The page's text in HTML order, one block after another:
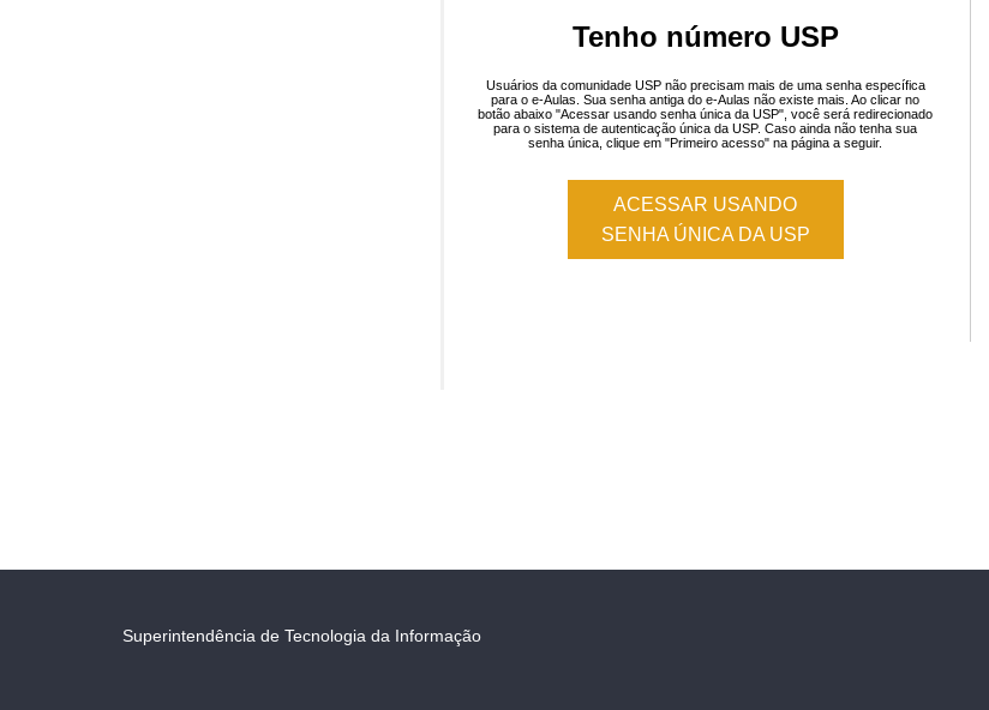
Tenho número USP
Usuários da comunidade USP não precisam mais de uma senha específica
para o e-Aulas. Sua senha antiga do e-Aulas não existe mais. Ao clicar no
botão abaixo "Acessar usando senha única da USP", você será redirecionado
para o sistema de autenticação única da USP. Caso ainda não tenha sua
senha única, clique em "Primeiro acesso" na página a seguir.
ACESSAR USANDO
SENHA ÚNICA DA USP
Superintendência de Tecnologia da Informação